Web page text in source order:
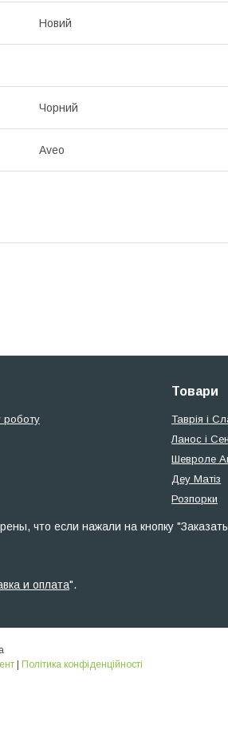
Новий
Чорний
Aveo
роботу
Товари
Таврія і
Ланос і
Шевроле
Деу Матіз
Розпорки
что если нажали на кнопку
и оплата".
| Політика конфіденційності